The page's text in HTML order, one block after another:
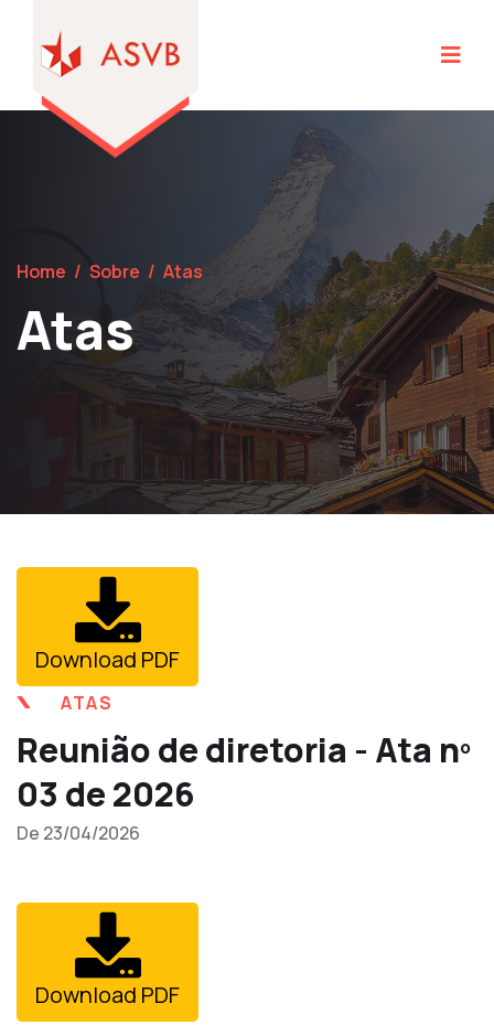
Home / Sobre / Atas
Atas
Download PDF
ATAS
Reunião de diretoria - Ata nº
03 de 2026
De 23/04/2026
Download PDF